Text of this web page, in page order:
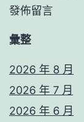
發佈留言
彙整
2026 年 8 月
2026 年 7 月
2026 年 6 月